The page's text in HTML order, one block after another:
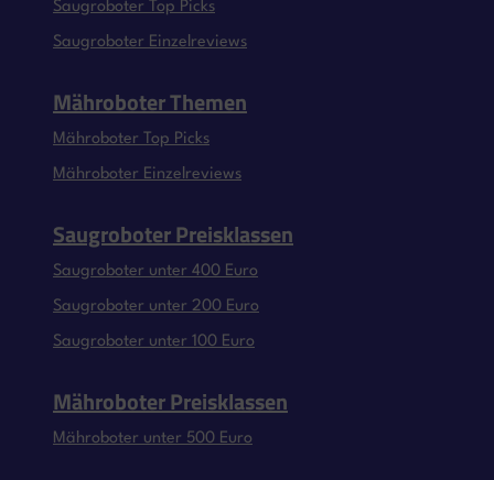
Saugroboter Top Picks
Saugroboter Einzelreviews
Mähroboter Themen
Mähroboter Top Picks
Mähroboter Einzelreviews
Saugroboter Preisklassen
Saugroboter unter 400 Euro
Saugroboter unter 200 Euro
Saugroboter unter 100 Euro
Mähroboter Preisklassen
Mähroboter unter 500 Euro